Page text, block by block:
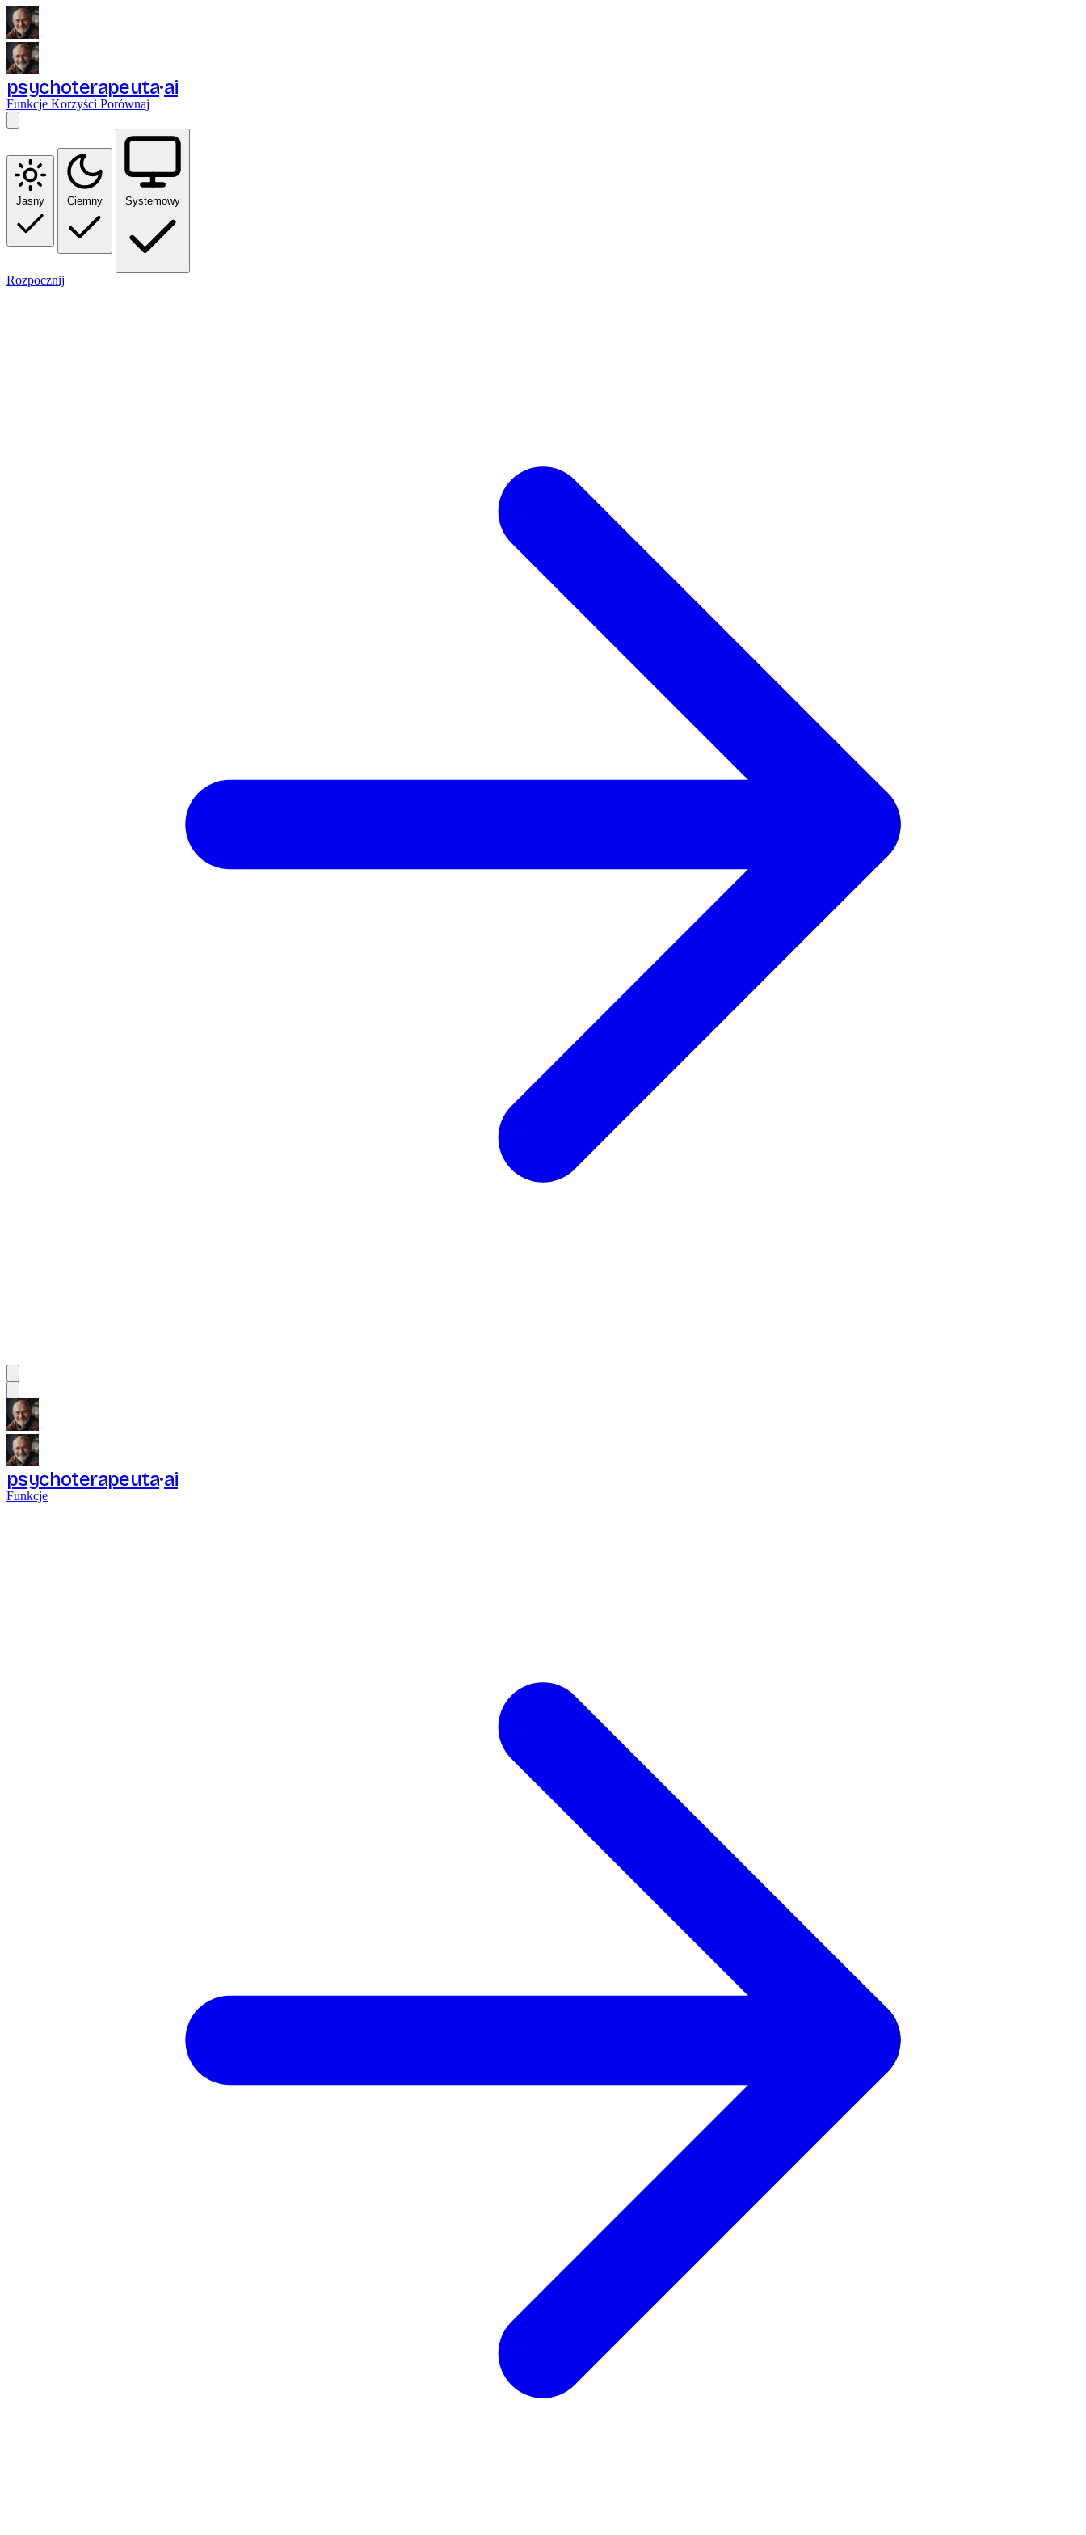
psychoterapeuta ai
Funkcje Korzyści Porównaj
Jasny Ciemny Systemowy
Rozpocznij
psychoterapeuta ai
Funkcje